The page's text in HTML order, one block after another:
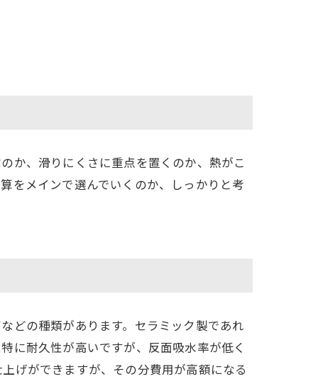
か、滑りにくさに重点を置くのか、熱がこ
をメインで選んでいくのか、しっかりと考
どの種類があります。セラミック製であれ
に耐久性が高いですが、反面吸水率が低く
げができますが、その分費用が高額になる